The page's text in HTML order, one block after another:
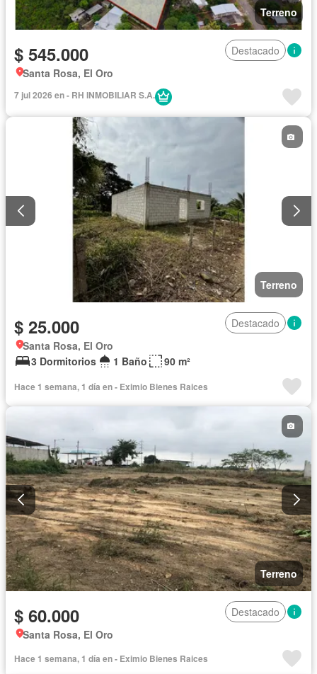
Terreno
$ 545.000
Destacado
Santa Rosa, El Oro
7 jul 2026 en - RH INMOBILIAR S.A.
Terreno
$ 25.000
Destacado
Santa Rosa, El Oro
3 Dormitorios
1 Baño 90 m²
Hace 1 semana, 1 día en - Eximio Bienes Raices
Terreno
$ 60.000
Destacado
Santa Rosa, El Oro
Hace 1 semana, 1 día en - Eximio Bienes Raices